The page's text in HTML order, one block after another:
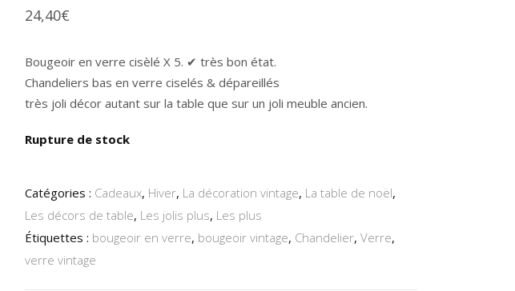
24,40€
Bougeoir en verre cisèlé X 5. ✔ très bon état.
Chandeliers bas en verre ciselés & dépareillés
très joli décor autant sur la table que sur un joli meuble ancien.
Rupture de stock
Catégories : Cadeaux, Hiver, La décoration vintage, La table de noël,
Les décors de table, Les jolis plus, Les plus
Étiquettes : bougeoir en verre, bougeoir vintage, Chandelier, Verre,
verre vintage